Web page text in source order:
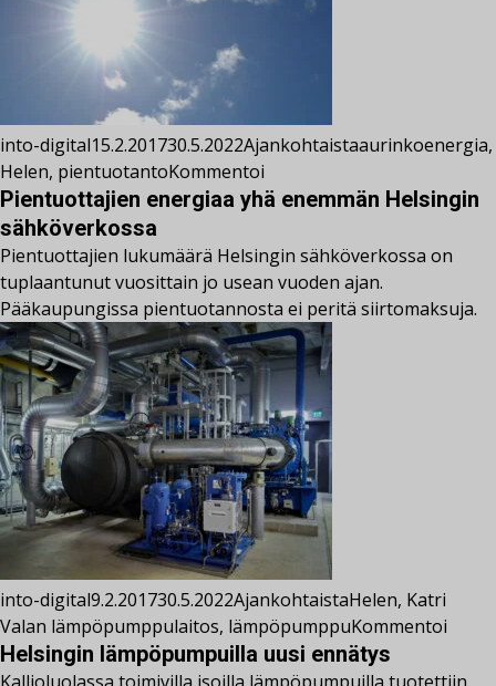
into-digital15.2.201730.5.2022Ajankohtaistaaurinkoenergia,
Helen, pientuotantoKommentoi
Pientuottajien energiaa yhä enemmän Helsingin
sähköverkossa
Pientuottajien lukumäärä Helsingin sähköverkossa on
tuplaantunut vuosittain jo usean vuoden ajan.
Pääkaupungissa pientuotannosta ei peritä siirtomaksuja.
into-digital9.2.201730.5.2022AjankohtaistaHelen, Katri
Valan lämpöpumppulaitos, lämpöpumppuKommentoi
Helsingin lämpöpumpuilla uusi ennätys